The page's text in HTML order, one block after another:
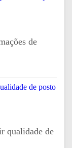
de
qualidade de